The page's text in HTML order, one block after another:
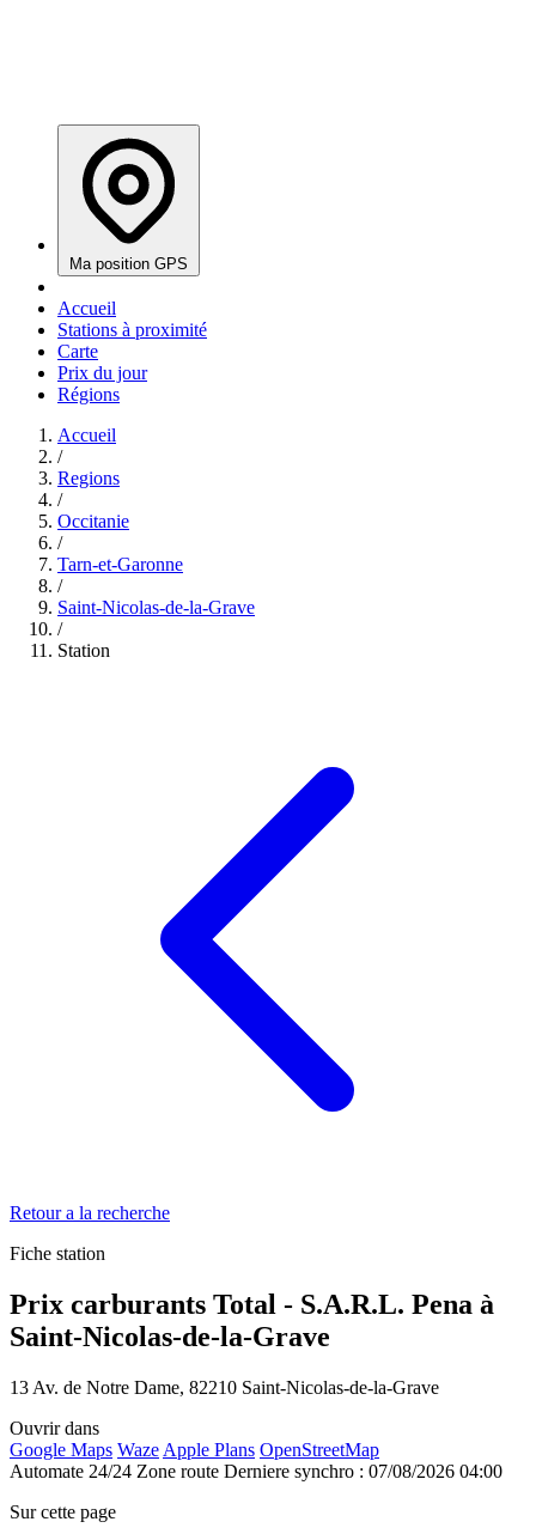
Ma position GPS
Accueil
Stations à proximité
Carte
Prix du jour
Régions
Accueil
/
Regions
/
Occitanie
/
Tarn-et-Garonne
/
Saint-Nicolas-de-la-Grave
/
Station
Retour a la recherche
Fiche station
Prix carburants Total - S.A.R.L. Pena à
Saint-Nicolas-de-la-Grave
13 Av. de Notre Dame, 82210 Saint-Nicolas-de-la-Grave
Ouvrir dans
Google Maps Waze Apple Plans OpenStreetMap
Automate 24/24 Zone route Derniere synchro : 07/08/2026 04:00
Sur cette page